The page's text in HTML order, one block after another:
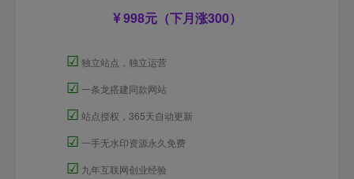
998元（下月涨300）
☑ 独立站点，独立运营
☑ 一条龙搭建同款网站
☑ 站点授权，365天自动更新
☑ 一手无水印资源永久免费
☑ 九年互联网创业经验